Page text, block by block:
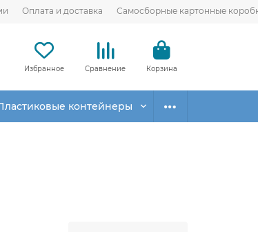
Оплата и доставка Самосборные картонные
Избранное Сравнение Корзина
контейнеры